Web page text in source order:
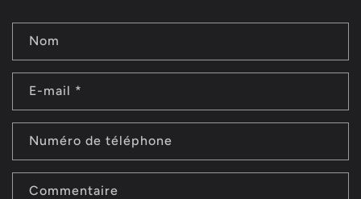
o
m
l
Nom
E-mail *
Numéro de téléphone
Commentaire